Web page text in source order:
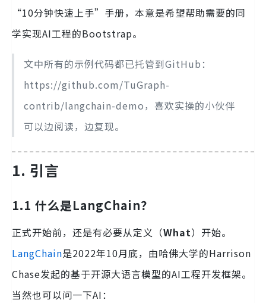
“10分钟快速上手”手册，本意是希望帮助需要的同
学实现AI工程的Bootstrap。
文中所有的示例代码都已托管到GitHub：
https://github.com/TuGraph-
contrib/langchain-demo，喜欢实操的小伙伴
可以边阅读，边复现。
1. 引言
1.1 什么是LangChain？
正式开始前，还是有必要从定义（What）开始。
LangChain是2022年10月底，由哈佛大学的Harrison
Chase发起的基于开源大语言模型的AI工程开发框架。
当然也可以问一下AI：